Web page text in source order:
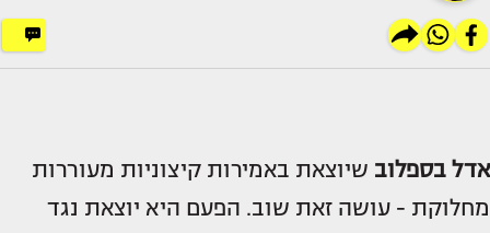
אדל בספלוב שיוצאת באמירות קיצוניות מעוררות
מחלוקת - עושה זאת שוב. הפעם היא יוצאת נגד